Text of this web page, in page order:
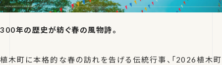
300年の歴史が紡ぐ春の風物詩。
植木町に本格的な春の訪れを告げる伝統行事、「2026植木町